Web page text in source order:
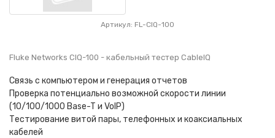
Артикул: FL-CIQ-100
Fluke Networks CIQ-100 - кабельный тестер CableIQ
Связь с компьютером и генерация отчетов
Проверка потенциально возможной скорости линии
(10/100/1000 Base-T и VoIP)
Тестирование витой пары, телефонных и коаксиальных
кабелей